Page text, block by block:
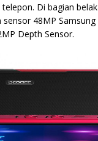
Di bagian
sensor 48MP
Depth Sensor.